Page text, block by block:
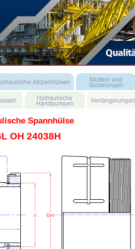
Spannhülse
OH 24038H